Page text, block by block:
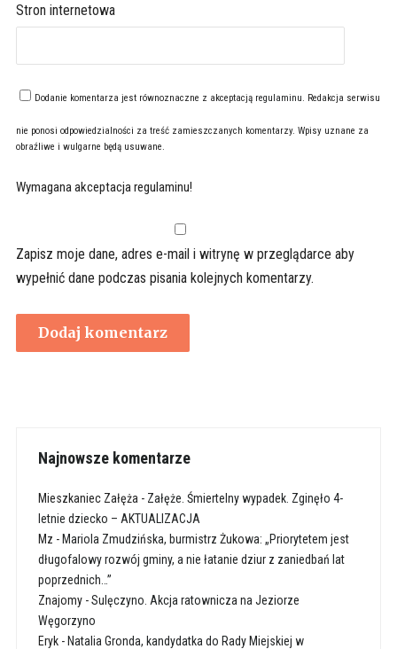
Stron internetowa
Dodanie komentarza jest równoznaczne z akceptacją regulaminu. Redakcja serwisu
nie ponosi odpowiedzialności za treść zamieszczanych komentarzy. Wpisy uznane za
obraźliwe i wulgarne będą usuwane.
Wymagana akceptacja regulaminu!
Zapisz moje dane, adres e-mail i witrynę w przeglądarce aby
wypełnić dane podczas pisania kolejnych komentarzy.
Najnowsze komentarze
Mieszkaniec Załęża - Załęże. Śmiertelny wypadek. Zginęło 4-
letnie dziecko – AKTUALIZACJA
Mz - Mariola Zmudzińska, burmistrz Żukowa: „Priorytetem jest
długofalowy rozwój gminy, a nie łatanie dziur z zaniedbań lat
poprzednich…”
Znajomy-Sulęczyno. Akcja ratownicza na Jeziorze
Węgorzyno
Eryk- Natalia Gronda, kandydatka do Rady Miejskiej w